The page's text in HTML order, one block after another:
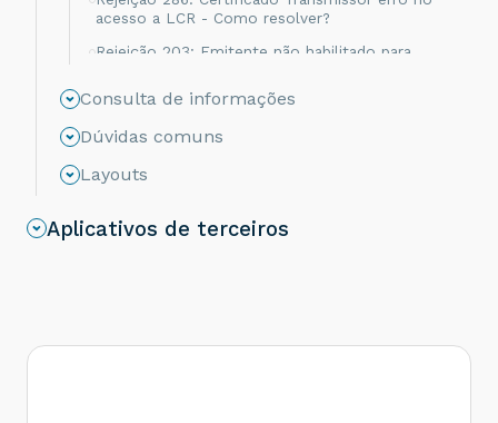
acesso a LCR - Como resolver?
Rejeição 203: Emitente não habilitado para
Rejeição 817: Unidade Tributável incompatível
Comércio Exterior [nItem:nnn] - Como resolver?
Rejeição 656: Consumo Indevido - Como
Rejeição 805: A SEFAZ do destinatário não
Rejeição 600: CSOSN incompatível na operação
Consulta de informações
Dúvidas comuns
Layouts
Aplicativos de terceiros